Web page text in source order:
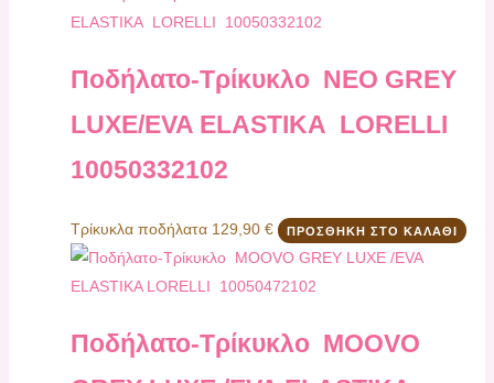
Ποδήλατο-Τρίκυκλο ΝΕΟ GREY
LUXE/EVA ELASTIKA LORELLI
10050332102
Τρίκυκλα ποδήλατα 129,90 € ΠΡΟΣΘΉΚΗ ΣΤΟ ΚΑΛΆΘΙ
Ποδήλατο-Τρίκυκλο MOOVO